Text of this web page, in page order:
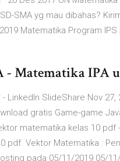
SMA yg mau dibahas?
Matematika Program
- Matematika IPA
LinkedIn SlideShare Nov
gratis Game-game
matematika kelas 10 pdf
pdf. Vektor Matematika :
pada 05/11/2019 05/